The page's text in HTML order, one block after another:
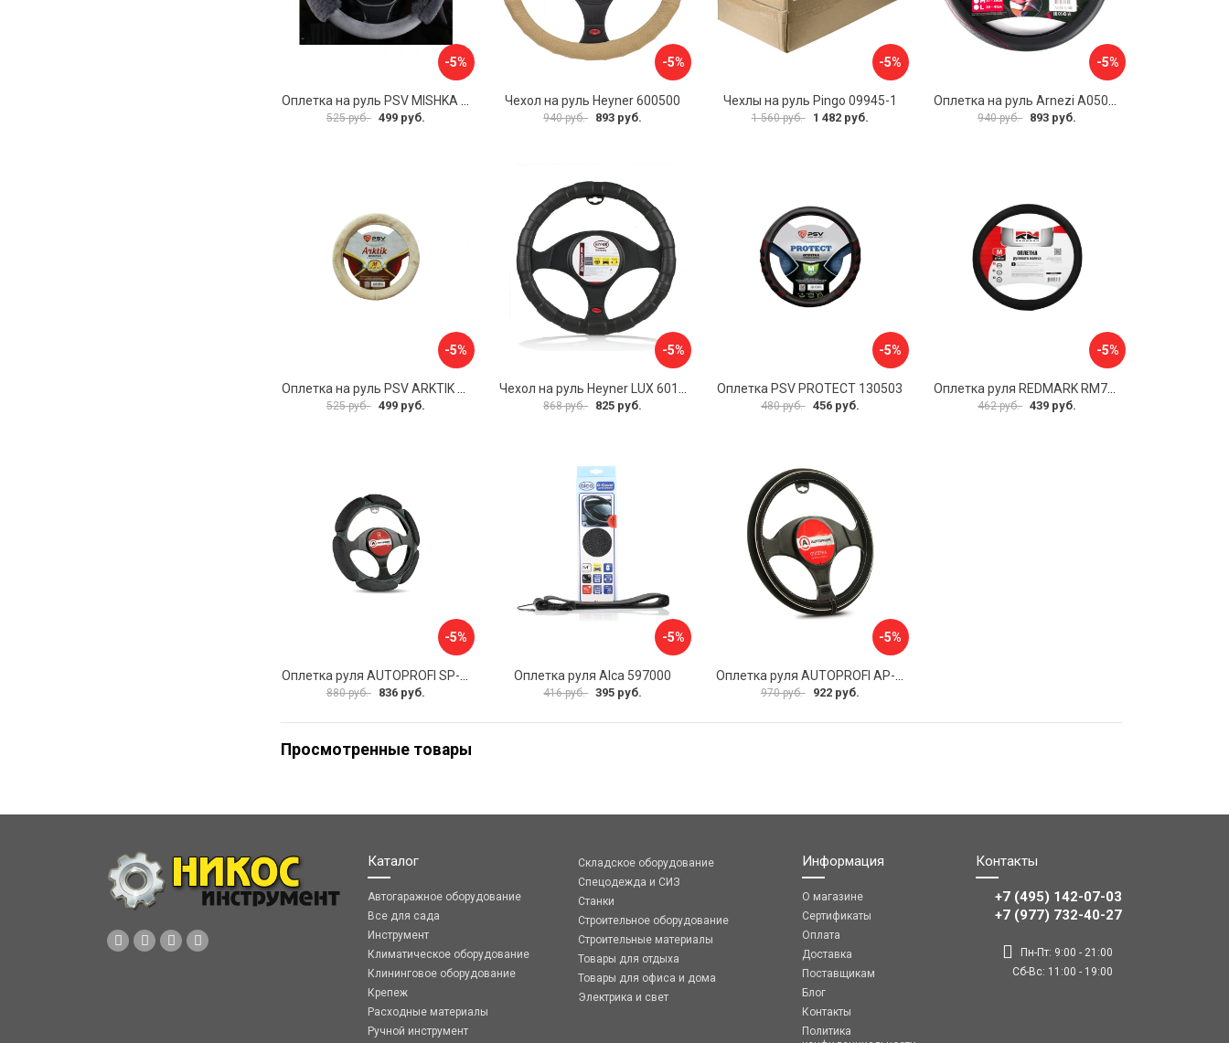
-5%
Оплетка на руль PSV MISHKA Premium 136096
525 руб. 499 руб.
-5%
Чехол на руль Heyner 600500
940 руб. 893 руб.
-5%
Чехлы на руль Pingo 09945-1
1 560 руб. 1 482 руб.
-5%
Оплетка на руль Arnezi A0501040
940 руб. 893 руб.
-5%
525 руб. 499 руб.
-5%
868 руб. 825 руб.
-5%
Оплетка PSV PROTECT 130503
480 руб. 456 руб.
-5%
Оплетка руля REDMARK RM78002
462 руб. 439 руб.
-5%
880 руб. 836 руб.
-5%
Оплетка руля Alca 597000
416 руб. 395 руб.
-5%
970 руб. 922 руб.
Просмотренные товары
Каталог
Автогаражное оборудование
Все для сада
Инструмент
Климатическое оборудование
Клининговое оборудование
Крепеж
Расходные материалы
Ручной инструмент
Складское оборудование
Спецодежда и СИЗ
Станки
Строительное оборудование
Строительные материалы
Товары для отдыха
Товары для офиса и дома
Электрика и свет
Информация
О магазине
Сертификаты
Оплата
Доставка
Поставщикам
Блог
Контакты
Политика
Контакты
+7 (495) 142-07-03
‎‎+7 (977) 732-40-27
Пн-Пт: 9:00 - 21:00
Сб-Вс: 11:00 - 19:00